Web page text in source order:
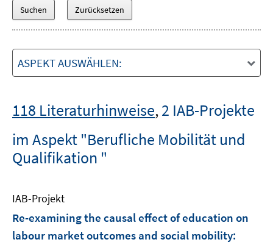
ASPEKT AUSWÄHLEN:
118 Literaturhinweise,2 IAB-Projekte
im Aspekt "Berufliche Mobilität und
Qualifikation "
IAB-Projekt
Re-examining the causal effect of education on
labour market outcomes and social mobility: